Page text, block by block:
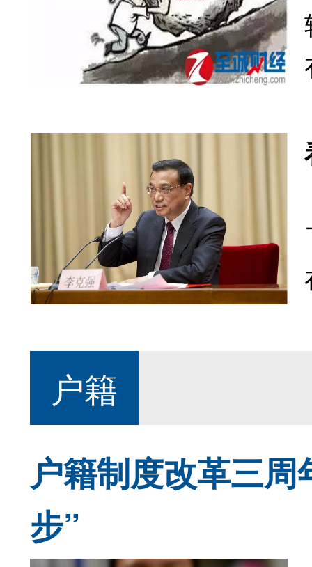
户籍
户籍制度改革三
步”